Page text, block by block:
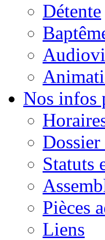
Détente
Nos infos
Statuts
Pièces
Liens